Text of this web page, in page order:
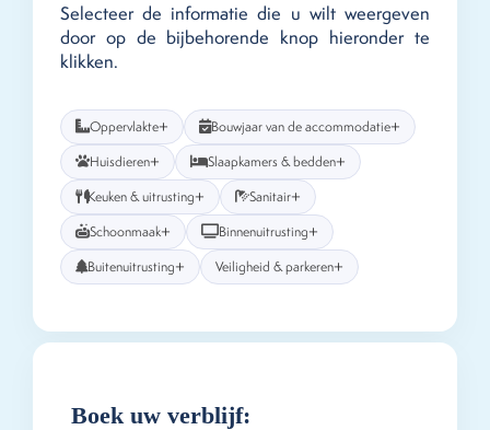
Selecteer de informatie die u wilt weergeven
door op de bijbehorende knop hieronder te
klikken.
Oppervlakte+ Bouwjaar van de accommodatie+
Huisdieren+ Slaapkamers & bedden+
Keuken & uitrusting+ Sanitair+
Schoonmaak+ Binnenuitrusting+
Buitenuitrusting+ Veiligheid & parkeren+
Boek uw verblijf: